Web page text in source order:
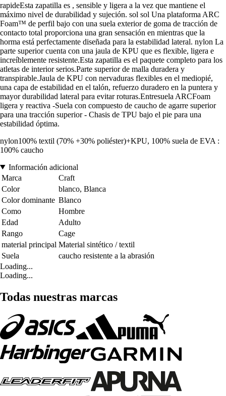
rapideEsta zapatilla es , sensible y ligera a la vez que mantiene el
máximo nivel de durabilidad y sujeción. sol sol Una plataforma ARC
Foam™ de perfil bajo con una suela exterior de goma de tracción de
contacto total proporciona una gran sensación en mientras que la
horma está perfectamente diseñada para la estabilidad lateral. nylon La
parte superior cuenta con una jaula de KPU que es flexible, ligera e
increíblemente resistente.Esta zapatilla es el paquete completo para los
atletas de interior serios.Parte superior de malla duradera y
transpirable.Jaula de KPU con nervaduras flexibles en el mediopié,
una capa de estabilidad en el talón, refuerzo duradero en la puntera y
mayor durabilidad lateral para evitar roturas.Entresuela ARCFoam
ligera y reactiva -Suela con compuesto de caucho de agarre superior
para una tracción superior - Chasis de TPU bajo el pie para una
estabilidad óptima.
nylon100% textil (70% +30% poliéster)+KPU, 100% suela de EVA :
100% caucho
Información adicional
Marca
Craft
Color
blanco, Blanca
Color dominante Blanco
Como
Hombre
Edad
Adulto
Rango
Cage
material principal Material sintético / textil
Suela
caucho resistente a la abrasión
Loading...
Loading...
Todas nuestras marcas